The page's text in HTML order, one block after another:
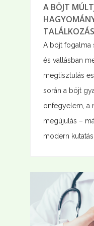
A BÖJT
A böjt fogalma
és vallásban
megtisztulás
során a böjt
önfegyelem, a
megújulás –
modern